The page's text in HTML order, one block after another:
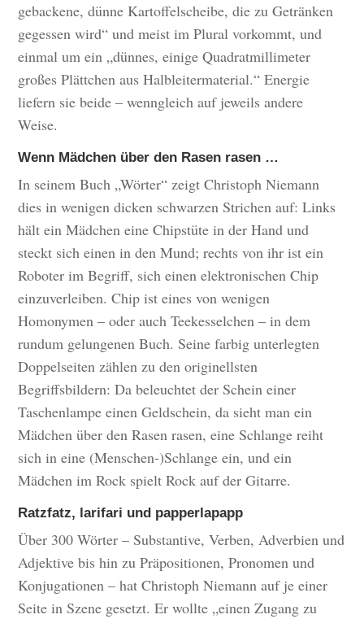
gebackene, dünne Kartoffelscheibe, die zu Getränken
gegessen wird“ und meist im Plural vorkommt, und
einmal um ein „dünnes, einige Quadratmillimeter
großes Plättchen aus Halbleitermaterial.“ Energie
liefern sie beide – wenngleich auf jeweils andere
Weise.
Wenn Mädchen über den Rasen rasen …
In seinem Buch „Wörter“ zeigt Christoph Niemann
dies in wenigen dicken schwarzen Strichen auf: Links
hält ein Mädchen eine Chipstüte in der Hand und
steckt sich einen in den Mund; rechts von ihr ist ein
Roboter im Begriff, sich einen elektronischen Chip
einzuverleiben. Chip ist eines von wenigen
Homonymen – oder auch Teekesselchen – in dem
rundum gelungenen Buch. Seine farbig unterlegten
Doppelseiten zählen zu den originellsten
Begriffsbildern: Da beleuchtet der Schein einer
Taschenlampe einen Geldschein, da sieht man ein
Mädchen über den Rasen rasen, eine Schlange reiht
sich in eine (Menschen-)Schlange ein, und ein
Mädchen im Rock spielt Rock auf der Gitarre.
Ratzfatz, larifari und papperlapapp
Über 300 Wörter – Substantive, Verben, Adverbien und
Adjektive bis hin zu Präpositionen, Pronomen und
Konjugationen – hat Christoph Niemann auf je einer
Seite in Szene gesetzt. Er wollte „einen Zugang zu